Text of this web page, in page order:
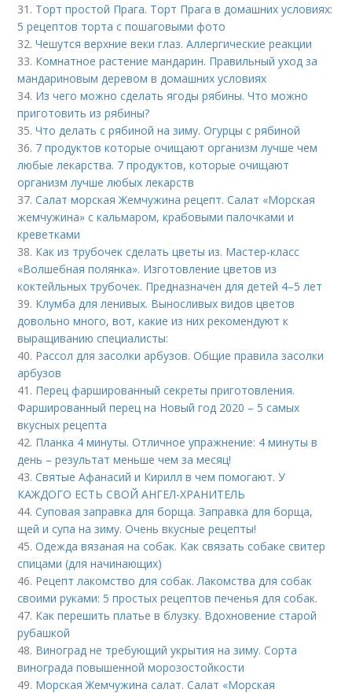
31. Торт простой Прага. Торт Прага в домашних условиях:
5 рецептов торта с пошаговыми фото
32.Чешутся верхние веки глаз. Аллергические реакции
33. Комнатное растение мандарин. Правильный уход за
мандариновым деревом в домашних условиях
34. Из чего можно сделать ягоды рябины. Что можно
приготовить из рябины?
35.Что делать с рябиной на зиму. Огурцы с рябиной
36. 7 продуктов которые очищают организм лучше чем
любые лекарства. 7 продуктов, которые очищают
организм лучше любых лекарств
37.Салат морская Жемчужина рецепт. Салат «Морская
жемчужина» с кальмаром, крабовыми палочками и
креветками
38. Как из трубочек сделать цветы из. Мастер-класс
«Волшебная полянка». Изготовление цветов из
коктейльных трубочек. Предназначен для детей 4–5 лет
39. Клумба для ленивых. Выносливых видов цветов
довольно много, вот, какие из них рекомендуют к
выращиванию специалисты:
40. Рассол для засолки арбузов. Общие правила засолки
арбузов
41. Перец фаршированный секреты приготовления.
Фаршированный перец на Новый год 2020 – 5 самых
вкусных рецепта
42. Планка 4 минуты. Отличное упражнение: 4 минуты в
день – результат меньше чем за месяц!
43.Святые Афанасий и Кирилл в чем помогают. У
КАЖДОГО ЕСТЬ СВОЙ АНГЕЛ-ХРАНИТЕЛЬ
44.Суповая заправка для борща. Заправка для борща,
щей и супа на зиму. Очень вкусные рецепты!
45.Одежда вязаная на собак. Как связать собаке свитер
спицами (для начинающих)
46. Рецепт лакомство для собак. Лакомства для собак
своими руками: 5 простых рецептов печенья для собак.
47. Как перешить платье в блузку. Вдохновение старой
рубашкой
48. Виноград не требующий укрытия на зиму. Сорта
винограда повышенной морозостойкости
49. Морская Жемчужина салат. Салат «Морская